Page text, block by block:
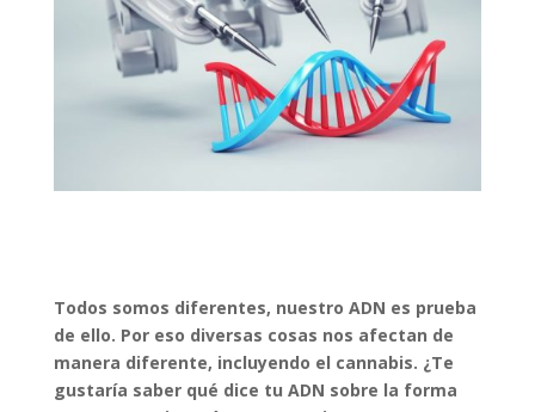
Todos somos diferentes, nuestro ADN es prueba
de ello. Por eso diversas cosas nos afectan de
manera diferente, incluyendo el cannabis. ¿Te
gustaría saber qué dice tu ADN sobre la forma